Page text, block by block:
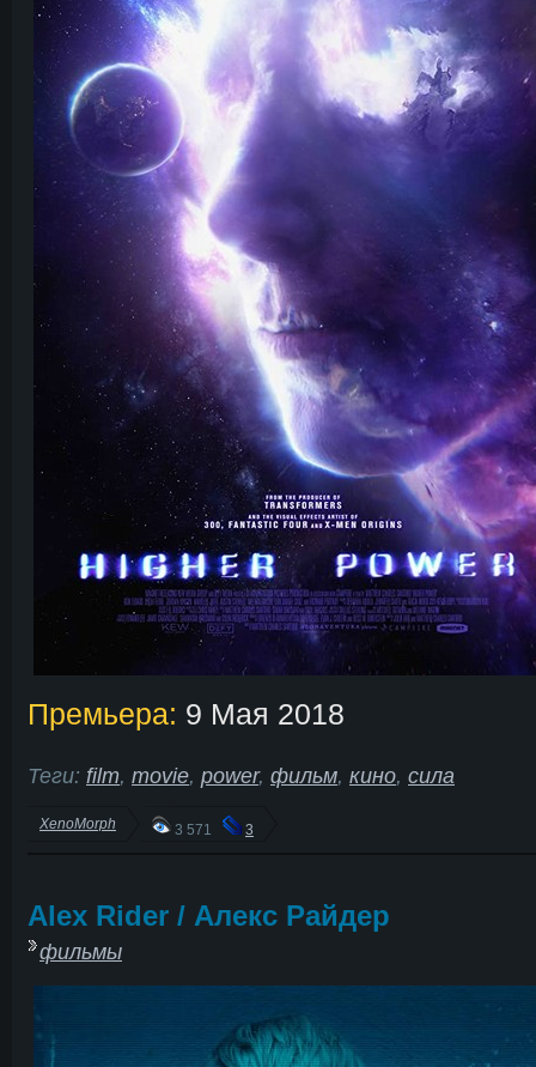
Премьера: 9 Мая 2018
Теги: film, movie, power, фильм, кино, сила
XenoMorph 3 571 3
Alex Rider / Алекс Райдер
фильмы